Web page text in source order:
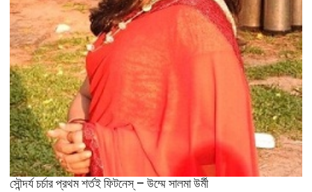
সৌন্দর্য চর্চার প্রথম শর্তই ফিটনেস্ – উম্মে সালমা উর্মী